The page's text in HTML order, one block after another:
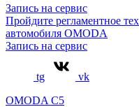
Запись на сервис
Пройдите регламентное
автомобиля OMODA
Запись на сервис
tg
vk
OMODA C5